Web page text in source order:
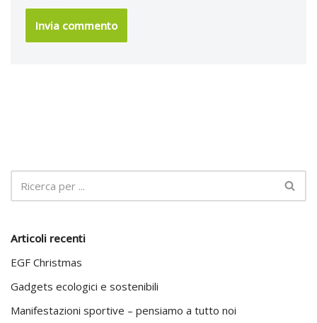
Articoli recenti
EGF Christmas
Gadgets ecologici e sostenibili
Manifestazioni sportive – pensiamo a tutto noi